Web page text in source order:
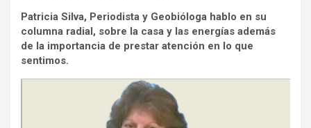
Patricia Silva, Periodista y Geobióloga hablo en su
columna radial, sobre la casa y las energías además
de la importancia de prestar atención en lo que
sentimos.